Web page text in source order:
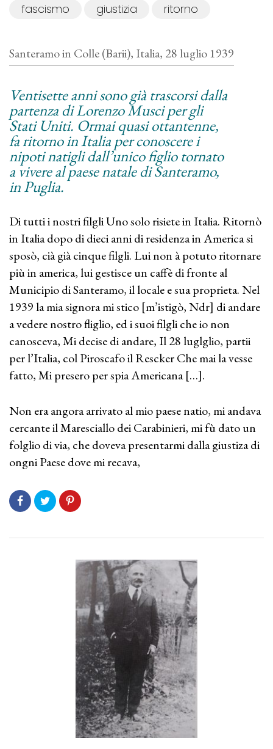
fascismo giustizia ritorno
Santeramo in Colle (Barii), Italia, 28 luglio 1939
Ventisette anni sono già trascorsi dalla
partenza di Lorenzo Musci per gli
Stati Uniti. Ormai quasi ottantenne,
fa ritorno in Italia per conoscere i
nipoti natigli dall’unico figlio tornato
a vivere al paese natale di Santeramo,
in Puglia.
Di tutti i nostri filgli Uno solo risiete in Italia. Ritornò
in Italia dopo di dieci anni di residenza in America si
sposò, cià già cinque filgli. Lui non à potuto ritornare
più in america, lui gestisce un caffè di fronte al
Municipio di Santeramo, il locale e sua proprieta. Nel
1939 la mia signora mi stico [m’istigò, Ndr] di andare
a vedere nostro fliglio, ed i suoi filgli che io non
canosceva, Mi decise di andare, Il 28 luglglio, partii
per l’Italia, col Piroscafo il Rescker Che mai la vesse
fatto, Mi presero per spia Americana […].
Non era angora arrivato al mio paese natio, mi andava
cercante il Maresciallo dei Carabinieri, mi fù dato un
folglio di via, che doveva presentarmi dalla giustiza di
ongni Paese dove mi recava,